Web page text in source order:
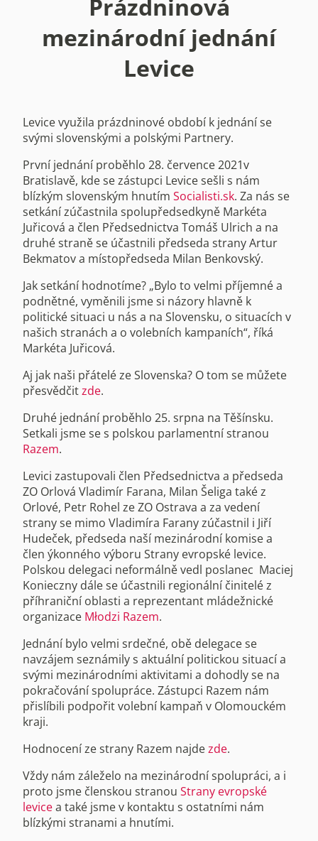
Prázdninová
mezinárodní jednání
Levice
Levice využila prázdninové období k jednání se
svými slovenskými a polskými Partnery.
První jednání proběhlo 28. července 2021v
Bratislavě, kde se zástupci Levice sešli s nám
blízkým slovenským hnutím Socialisti.sk. Za nás se
setkání zúčastnila spolupředsedkyně Markéta
Juřicová a člen Předsednictva Tomáš Ulrich a na
druhé straně se účastnili předseda strany Artur
Bekmatov a místopředseda Milan Benkovský.
Jak setkání hodnotíme? „Bylo to velmi příjemné a
podnětné, vyměnili jsme si názory hlavně k
politické situaci u nás a na Slovensku, o situacích v
našich stranách a o volebních kampaních“, říká
Markéta Juřicová.
Aj jak naši přátelé ze Slovenska? O tom se můžete
přesvědčitzde.
Druhé jednání proběhlo 25. srpna na Těšínsku.
Setkali jsme se s polskou parlamentní stranou
Razem.
Levici zastupovali člen Předsednictva a předseda
ZO Orlová Vladimír Farana, Milan Šeliga také z
Orlové, Petr Rohel ze ZO Ostrava a za vedení
strany se mimo Vladimíra Farany zúčastnil i Jiří
Hudeček, předseda naší mezinárodní komise a
člen ýkonného výboru Strany evropské levice.
Polskou delegaci neformálně vedl poslanec Maciej
Konieczny dále se účastnili regionální činitelé z
příhraniční oblasti a reprezentant mládežnické
organizace Młodzi Razem.
Jednání bylo velmi srdečné, obě delegace se
navzájem seznámily s aktuální politickou situací a
svými mezinárodními aktivitami a dohodly se na
pokračování spolupráce. Zástupci Razem nám
přislíbili podpořit volební kampaň v Olomouckém
kraji.
Hodnocení ze strany Razem najdezde.
Vždy nám záleželo na mezinárodní spolupráci, a i
proto jsme členskou stranou Strany evropské
levicea také jsme v kontaktu s ostatními nám
blízkými stranami a hnutími.